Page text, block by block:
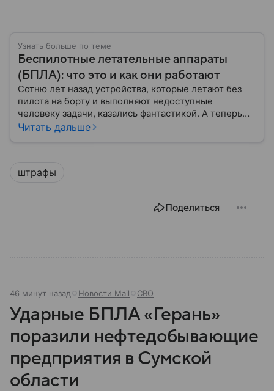
Узнать больше по теме
Беспилотные летательные аппараты
(БПЛА): что это и как они работают
Сотню лет назад устройства, которые летают без
пилота на борту и выполняют недоступные
человеку задачи, казались фантастикой. А теперь
они стали реальностью: собрали главное о
Читать дальше
штрафы
Поделиться
46 минут назад Новости Mail СВО
Ударные БПЛА «Герань»
поразили нефтедобывающие
предприятия в Сумской
области